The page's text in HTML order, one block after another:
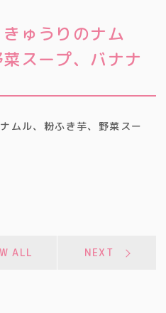
ゅうりのナム
スープ、バナナ
ムル、粉ふき芋、野菜スー
ALL NEXT